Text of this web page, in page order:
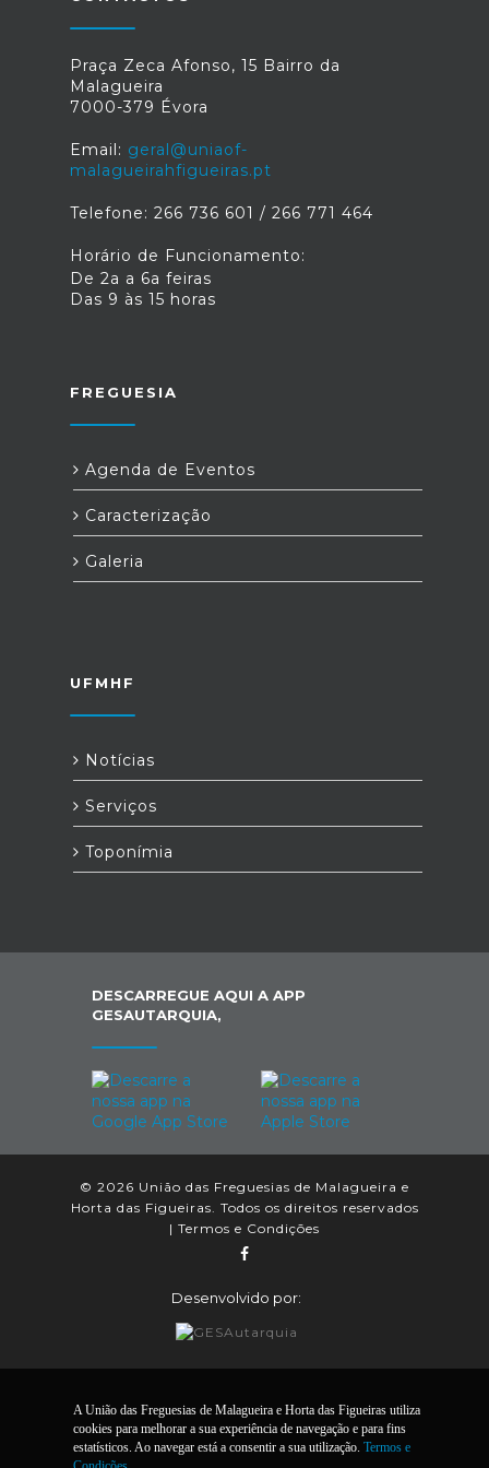
Praça Zeca Afonso, 15 Bairro da
Malagueira
7000-379 Évora
Email: geral@uniaof-
malagueirahfigueiras.pt
Telefone: 266 736 601 / 266 771 464
Horário de Funcionamento:
De 2a a 6a feiras
Das 9 às 15 horas
FREGUESIA
Agenda de Eventos
Caracterização
Galeria
UFMHF
Notícias
Serviços
Toponímia
DESCARREGUE AQUI A APP
GESAUTARQUIA,
© 2026 União das Freguesias de Malagueira e
Horta das Figueiras. Todos os direitos reservados
| Termos e Condições
Desenvolvido por:
A União das Freguesias de Malagueira e Horta das Figueiras utiliza
cookies para melhorar a sua experiência de navegação e para fins
estatísticos. Ao navegar está a consentir a sua utilização. Termos e